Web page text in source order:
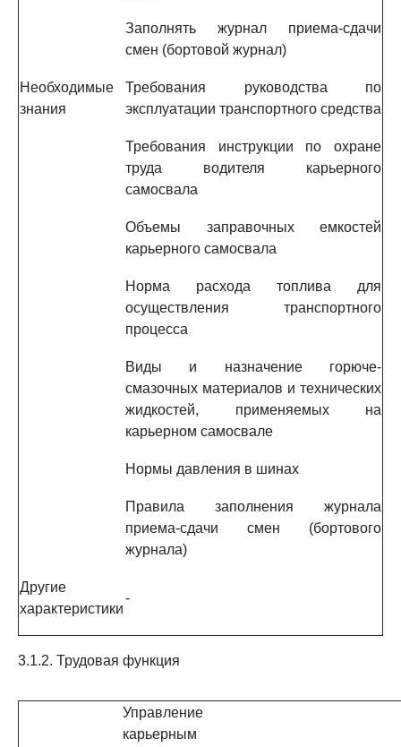
Заполнять журнал приема-сдачи
смен (бортовой журнал)
Необходимые
знания
Требования руководства по
эксплуатации транспортного средства
Требования инструкции по охране
труда водителя карьерного
самосвала
Объемы заправочных емкостей
карьерного самосвала
Норма расхода топлива для
осуществления транспортного
процесса
Виды и назначение горюче-
смазочных материалов и технических
жидкостей, применяемых на
карьерном самосвале
Нормы давления в шинах
Правила заполнения журнала
приема-сдачи смен (бортового
журнала)
Другие
характеристики
-
3.1.2. Трудовая функция
Управление
карьерным